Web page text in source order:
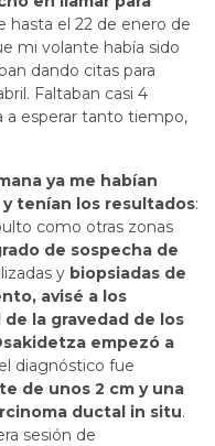
hasta el 22 de enero de
mi volante había sido
dando citas para
Faltaban casi 4
a esperar tanto tiempo,
ya me habían
tenían los resultados:
como otras zonas
de sospecha de
y biopsiadas de
avisé a los
la gravedad de los
empezó a
diagnóstico fue
de unos 2 cm y una
ductal in situ.
sesión de